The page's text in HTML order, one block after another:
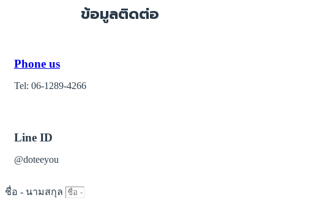
ข้อมูลติดต่อ
Phone us
Tel: 06-1289-4266
Line ID
@doteeyou
ชื่อ - นามสกุล